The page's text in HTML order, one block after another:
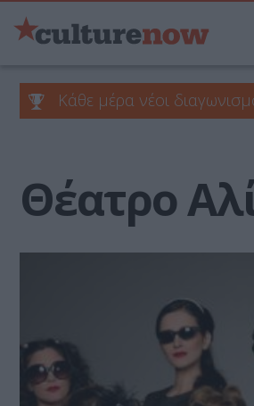
Κάθε μέρα νέοι
Θέατρο